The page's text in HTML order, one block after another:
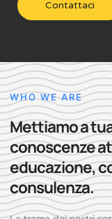
Contattaci
WHO WE ARE
Mettiamo a
conoscenze
educazione,
consulenza.